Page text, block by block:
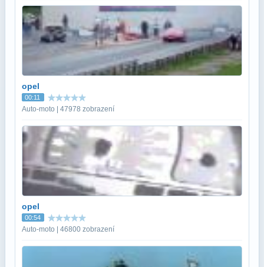
opel
00:11
Auto-moto | 47978 zobrazení
opel
00:54
Auto-moto | 46800 zobrazení